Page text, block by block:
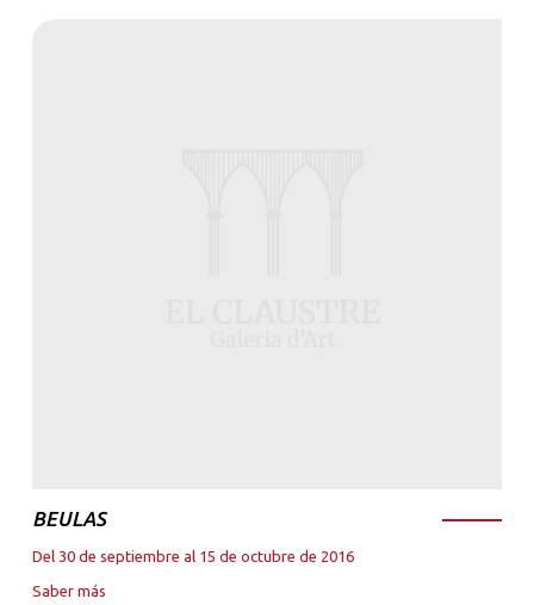
BEULAS
Del 30 de septiembre al 15 de octubre de 2016
Saber más